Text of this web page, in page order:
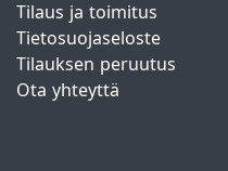
Tilaus ja toimitus
Tietosuojaseloste
Tilauksen peruutus
Ota yhteyttä